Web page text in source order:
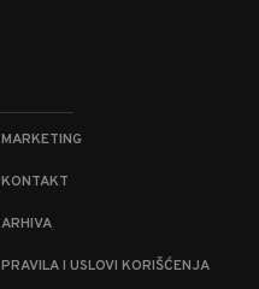
MARKETING
KONTAKT
ARHIVA
PRAVILA I USLOVI KORIŠĆENJA